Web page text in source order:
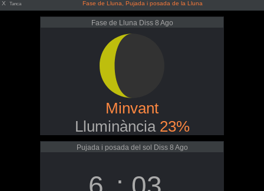
X Tanca Fase de Lluna, Pujada i posada de la Lluna
Fase de Lluna Diss 8 Ago
Minvant
Lluminància 23%
Pujada i posada del sol Diss 8 Ago